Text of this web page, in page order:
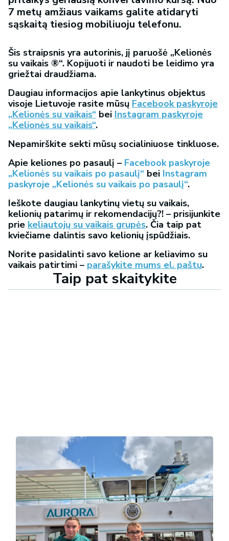
7 metų amžiaus vaikams galite atidaryti
sąskaitą tiesiog mobiliuoju telefonu.
Šis straipsnis yra autorinis, jį paruošė „Kelionės
su vaikais ®“. Kopijuoti ir naudoti be leidimo yra
griežtai draudžiama.
Daugiau informacijos apie lankytinus objektus
visoje Lietuvoje rasite mūsų Facebook paskyroje
„Kelionės su vaikais“ bei Instagram paskyroje
„Kelionės su vaikais“.
Nepamirškite sekti mūsų socialiniuose tinkluose.
Apie keliones po pasaulį – Facebook paskyroje
„Kelionės su vaikais po pasaulį“ bei Instagram
paskyroje „Kelionės su vaikais po pasaulį“.
Ieškote daugiau lankytinų vietų su vaikais,
kelionių patarimų ir rekomendacijų?! – prisijunkite
prie keliautojų su vaikais grupės. Čia taip pat
kviečiame dalintis savo kelionių įspūdžiais.
Norite pasidalinti savo kelione ar keliavimo su
vaikais patirtimi – parašykite mums el. paštu.
Taip pat skaitykite